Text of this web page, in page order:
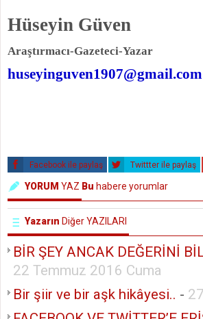
Hüseyin Güven
Araştırmacı-Gazeteci-Yazar
huseyinguven1907@gmail.com
Facebook ile paylaş Twittter ile paylaş
YORUM YAZ Bu habere yorumlar
Yazarın Diğer YAZILARI
BİR ŞEY ANCAK DEĞERİNİ
22 Temmuz 2016 Cuma
Bir şiir ve bir aşk hikâyesi.. -